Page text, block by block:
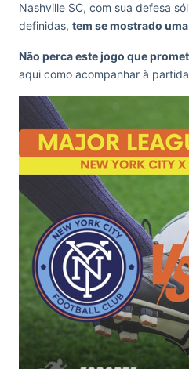
Nashville SC, com sua defesa
definidas, tem se mostrado
Não perca este jogo que
aqui como acompanhar à